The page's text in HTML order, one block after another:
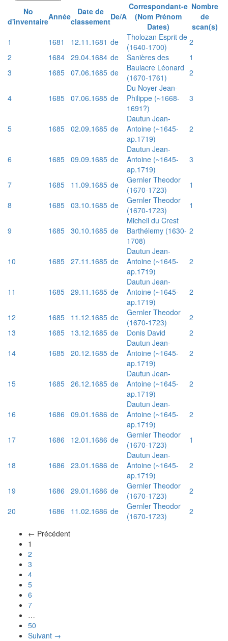
No
d'inventaireAnnée
Date de
classementDe/A
Correspondant-e
(Nom Prénom
Dates)
Nombre
de
scan(s)
1
1681 12.11.1681 de
Tholozan Esprit de
(1640-1700)
2
2
1684 29.04.1684 de Sanières des
1
3
1685 07.06.1685 de
Baulacre Léonard
(1670-1761)
2
4 1685 07.06.1685 de
Du Noyer Jean-
Philippe (~1668-
1691?)
3
5 1685 02.09.1685 de
Dautun Jean-
Antoine (~1645-
ap.1719)
2
6 1685 09.09.1685 de
Dautun Jean-
Antoine (~1645-
ap.1719)
3
7 1685 11.09.1685 de
Gernler Theodor
(1670-1723)
1
8
1685 03.10.1685 de
Gernler Theodor
(1670-1723)
1
9 1685 30.10.1685 de
Micheli du Crest
Barthélemy (1630-
1708)
2
10 1685 27.11.1685 de
Dautun Jean-
Antoine (~1645-
ap.1719)
2
11 1685 29.11.1685 de
Dautun Jean-
Antoine (~1645-
ap.1719)
2
12 1685 11.12.1685 de
Gernler Theodor
(1670-1723)
2
13
1685 13.12.1685 de Donis David
2
14
1685 20.12.1685 de
Dautun Jean-
Antoine (~1645-
ap.1719)
2
15 1685 26.12.1685 de
Dautun Jean-
Antoine (~1645-
ap.1719)
2
16 1686 09.01.1686 de
Dautun Jean-
Antoine (~1645-
ap.1719)
2
17 1686 12.01.1686 de
Gernler Theodor
(1670-1723)
1
18 1686 23.01.1686 de
Dautun Jean-
Antoine (~1645-
ap.1719)
2
19 1686 29.01.1686 de
Gernler Theodor
(1670-1723)
2
20
1686 11.02.1686 de
Gernler Theodor
(1670-1723)
2
← Précédent
1
2
3
4
5
6
7
…
50
Suivant →